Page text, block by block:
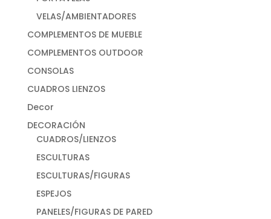
VELAS/AMBIENTADORES
COMPLEMENTOS DE MUEBLE
COMPLEMENTOS OUTDOOR
CONSOLAS
CUADROS LIENZOS
Decor
DECORACIÓN
CUADROS/LIENZOS
ESCULTURAS
ESCULTURAS/FIGURAS
ESPEJOS
PANELES/FIGURAS DE PARED